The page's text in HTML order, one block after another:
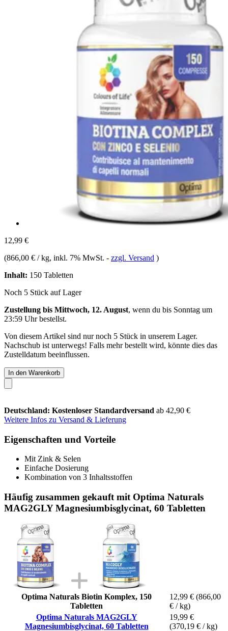
12,99 €
(866,00 € / kg, inkl. 7% MwSt. - zzgl. Versand )
Inhalt: 150 Tabletten
Noch 5 Stück auf Lager
Zustellung bis Mittwoch, 12. August, wenn du bis Sonntag um
23:59 Uhrbestellst.
Von diesem Artikel sind nur noch 5 Stück in unserem Lager.
Nachschub ist unterwegs! Falls mehr bestellt wird, könnte dies das
Zustelldatum beeinflussen.
In den Warenkorb
Deutschland: Kostenloser Standardversand ab 42,90 €
Weitere Infos zu Versand & Lieferung
Eigenschaften und Vorteile
Mit Zink & Selen
Einfache Dosierung
Kombination von 3 Inhaltsstoffen
Häufig zusammen gekauft mit Optima Naturals
MAG2GLY Magnesiumbisglycinat, 60 Tabletten
Optima Naturals Biotin Komplex, 150
Tabletten
12,99 € (866,00
€ / kg)
Optima Naturals MAG2GLY
Magnesiumbisglycinat, 60 Tabletten
19,99 €
(370,19 € / kg)